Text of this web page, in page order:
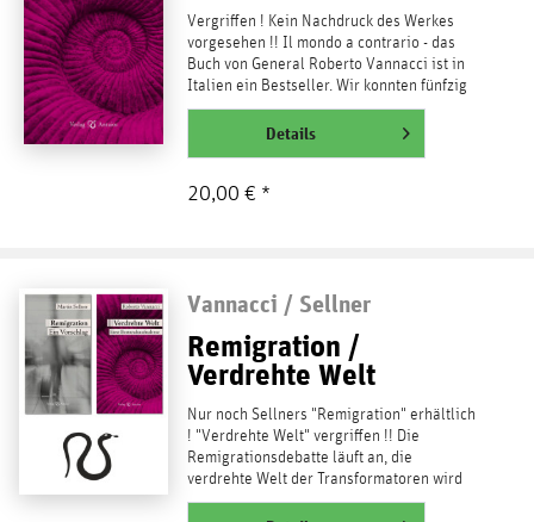
Vergriffen ! Kein Nachdruck des Werkes
vorgesehen !! Il mondo a contrario - das
Buch von General Roberto Vannacci ist in
Italien ein Bestseller. Wir konnten fünfzig
signierte...
weiterlesenDetails
20,00 € *
Vannacci / Sellner
Remigration /
Verdrehte Welt
Nur noch Sellners "Remigration" erhältlich
! "Verdrehte Welt" vergriffen !! Die
Remigrationsdebatte läuft an, die
verdrehte Welt der Transformatoren wird
als das bezeichnet, was...